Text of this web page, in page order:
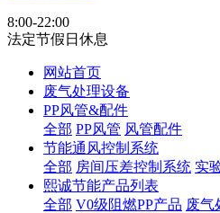
8:00-22:00
法定节假日休息
网站首页
废气处理设备
PP风管&配件
全部 PP风管 风管配件
节能通风控制系统
全部 房间压差控制系统 实
熙诚节能产品列表
全部 V0级阻燃PP产品 废气